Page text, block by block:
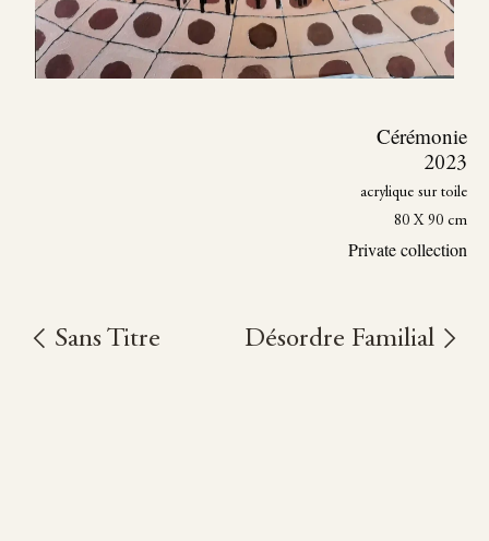
Cérémonie
2023
acrylique sur toile
80 X 90 cm
Private collection
Sans Titre Désordre Familial